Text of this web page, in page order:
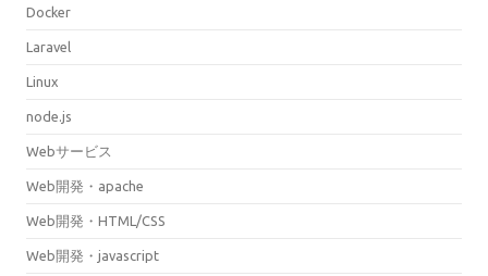
Docker
Laravel
Linux
node.js
Webサービス
Web開発・apache
Web開発・HTML/CSS
Web開発・javascript